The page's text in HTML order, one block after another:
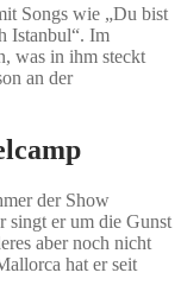
Songs wie „Du bist
Istanbul“. Im
was in ihm steckt
an der
der Show
singt er um die Gunst
aber noch nicht
hat er seit